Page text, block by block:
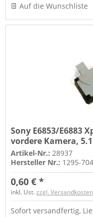
Auf die Wunschliste
Sony E6853/E6883
vordere Kamera,
Artikel-Nr.: 28937
Hersteller Nr.: 1295-
0,60 € *
inkl. Ust.zzgl. Versandkosten
Sofort versandfertig,